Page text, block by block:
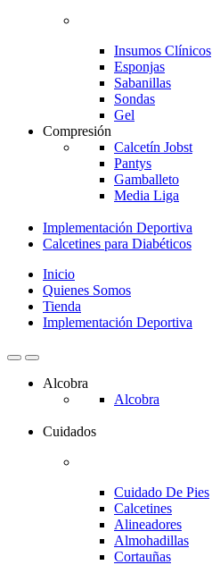
Insumos Clínicos
Esponjas
Sabanillas
Sondas
Gel
Compresión
Calcetín Jobst
Pantys
Gamballeto
Media Liga
Implementación Deportiva
Calcetines para Diabéticos
Inicio
Quienes Somos
Tienda
Implementación Deportiva
Alcobra
Alcobra
Cuidados
Cuidado De Pies
Calcetines
Alineadores
Almohadillas
Cortauñas